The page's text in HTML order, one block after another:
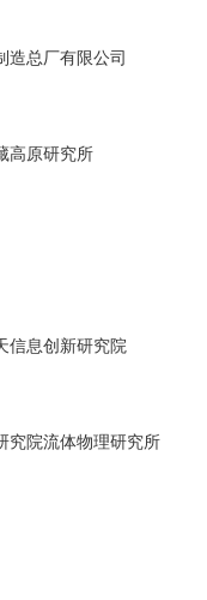
造总厂有限公司
高原研究所
信息创新研究院
究院流体物理研究所